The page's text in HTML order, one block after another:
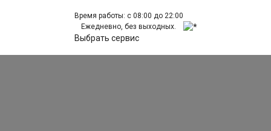
Время работы: с 08:00 до 22:00
Ежедневно, без выходных.
Выбрать сервис